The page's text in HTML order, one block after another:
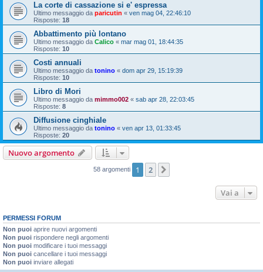
La corte di cassazione si e' espressa
Ultimo messaggio da paricutin « ven mag 04, 22:46:10
Risposte: 18
Abbattimento più lontano
Ultimo messaggio da Calico « mar mag 01, 18:44:35
Risposte: 10
Costi annuali
Ultimo messaggio da tonino « dom apr 29, 15:19:39
Risposte: 10
Libro di Mori
Ultimo messaggio da mimmo002 « sab apr 28, 22:03:45
Risposte: 8
Diffusione cinghiale
Ultimo messaggio da tonino « ven apr 13, 01:33:45
Risposte: 20
Nuovo argomento
58 argomenti 1 2
Vai a
PERMESSI FORUM
Non puoi aprire nuovi argomenti
Non puoi rispondere negli argomenti
Non puoi modificare i tuoi messaggi
Non puoi cancellare i tuoi messaggi
Non puoi inviare allegati